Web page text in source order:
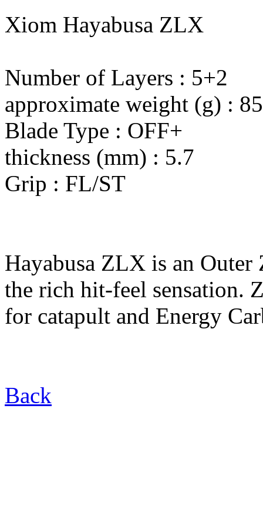
Xiom Hayabusa ZLX
Number of Layers : 5+2
approximate weight (g) : 85
Blade Type : OFF+
thickness (mm) : 5.7
Grip : FL/ST
Hayabusa ZLX is an
the rich hit-feel sensation.
for catapult and Energy
Back